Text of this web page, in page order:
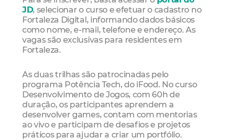
JD, selecionar o curso e efetuar o cadastro no
Fortaleza Digital, informando dados básicos
como nome, e-mail, telefone e endereço. As
vagas são exclusivas para residentes em
Fortaleza.
As duas trilhas são patrocinadas pelo
programa Potência Tech, do iFood. No curso
Desenvolvimento de Jogos, com 60h de
duração, os participantes aprendem a
desenvolver games, contam com mentorias
ao vivo e participam de desafios e projetos
práticos para ajudar a criar um portfólio.